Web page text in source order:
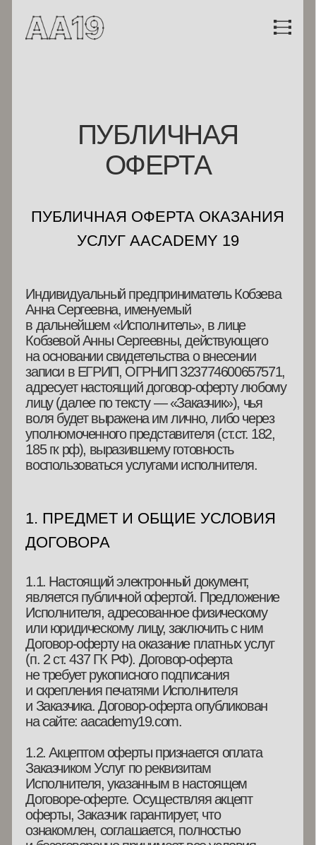
ПУБЛИЧНАЯ ОФЕРТА ОКАЗАНИЯ
УСЛУГ AACADEMY 19
Индивидуальный предприниматель Кобзева
Анна Сергеевна, именуемый
Кобзевой Анны Сергеевны, действующего
лицу (далее по тексту — «Заказчик»), чья
воля будет выражена им лично, либо через
уполномоченного представителя (ст.ст. 182,
185 гк рф), выразившему готовность
воспользоваться услугами исполнителя.
1.1. Настоящий электронный документ,
является публичной офертой. Предложение
Исполнителя, адресованное физическому
или юридическому лицу, заключить с ним
Договор-оферту на оказание платных услуг
(п. 2 ст. 437 ГК РФ). Договор-оферта
на сайте: aacademy19.com.
1.2. Акцептом оферты признается оплата
Заказчиком Услуг по реквизитам
оферты, Заказчик гарантирует, что
ознакомлен, соглашается, полностью
и безоговорочно принимает все условия,
которые изложены в тексте настоящего
Договора-оферты, а также на сайте
Исполнителя относительно оплаченной
Услуги.
1.3. В соответствии с настоящим Договором
Исполнитель обязуется оказывать Заказчику
или указанному им лицу, услуги в виде
дистанционных курсов по искусству (далее —
Услуги), а Заказчик обязуется оплатить эти
Услуги, на условиях предусмотренных
1.4. Исполнитель оставляет за собой право
вносить изменения в настоящий Договор-
оферту, в связи с чем, Заказчик обязуется
регулярно отслеживать изменения
в Договоре-оферте, размещенном на сайте:
aacademy19.com.
1.5. Оказание услуг осуществляется очно,
1. ПРЕДМЕТ И ОБЩИЕ УСЛОВИЯ
ДОГОВОРА